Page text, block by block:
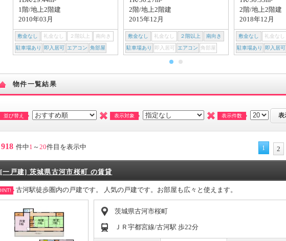
1階/地上2階建
2010年03月
敷金なし 礼金なし ２階以上 南向き
駐車場あり 即入居可 エアコン 角部屋
2階/地上2階建
2015年12月
敷金なし 礼金なし ２階以上 南向き
駐車場あり 即入居可 エアコン 角部屋
2階/地上2階建
2018年12月
敷金なし 礼金なし
駐車場あり 即入居可
物件一覧結果
並び替え 表示対象 表示件数
918 件中1 ～ 20件目を表示中 1 2
[一戸建] 茨城県古河市桜町 の賃貸
古河駅徒歩圏内の戸建です。 人気の戸建です。お部屋も広々と使えます。
茨城県古河市桜町
ＪＲ宇都宮線/古河駅 歩22分